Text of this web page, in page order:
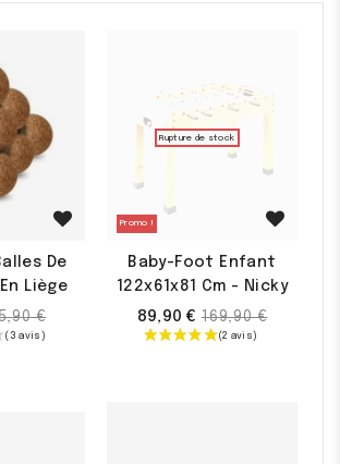
De
Liège
€
Promo !
Rupture de stock
Baby-Foot Enfant
122x61x81 Cm - Nicky
89,90 € Prix
de
169,90 €